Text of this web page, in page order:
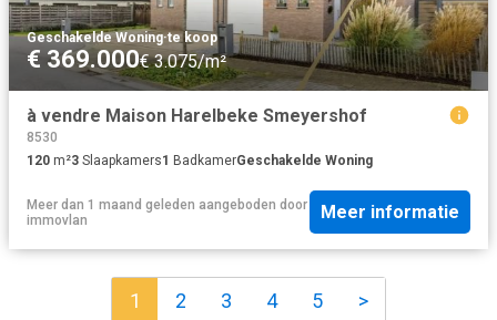
Geschakelde Woning·te koop
€ 369.000€ 3.075/m²
à vendre Maison Harelbeke Smeyershof
8530
120 m²3 Slaapkamers1 BadkamerGeschakelde Woning
Meer dan 1 maand geleden aangeboden door
immovlan
Meer informatie
1 2 3 4 5 >